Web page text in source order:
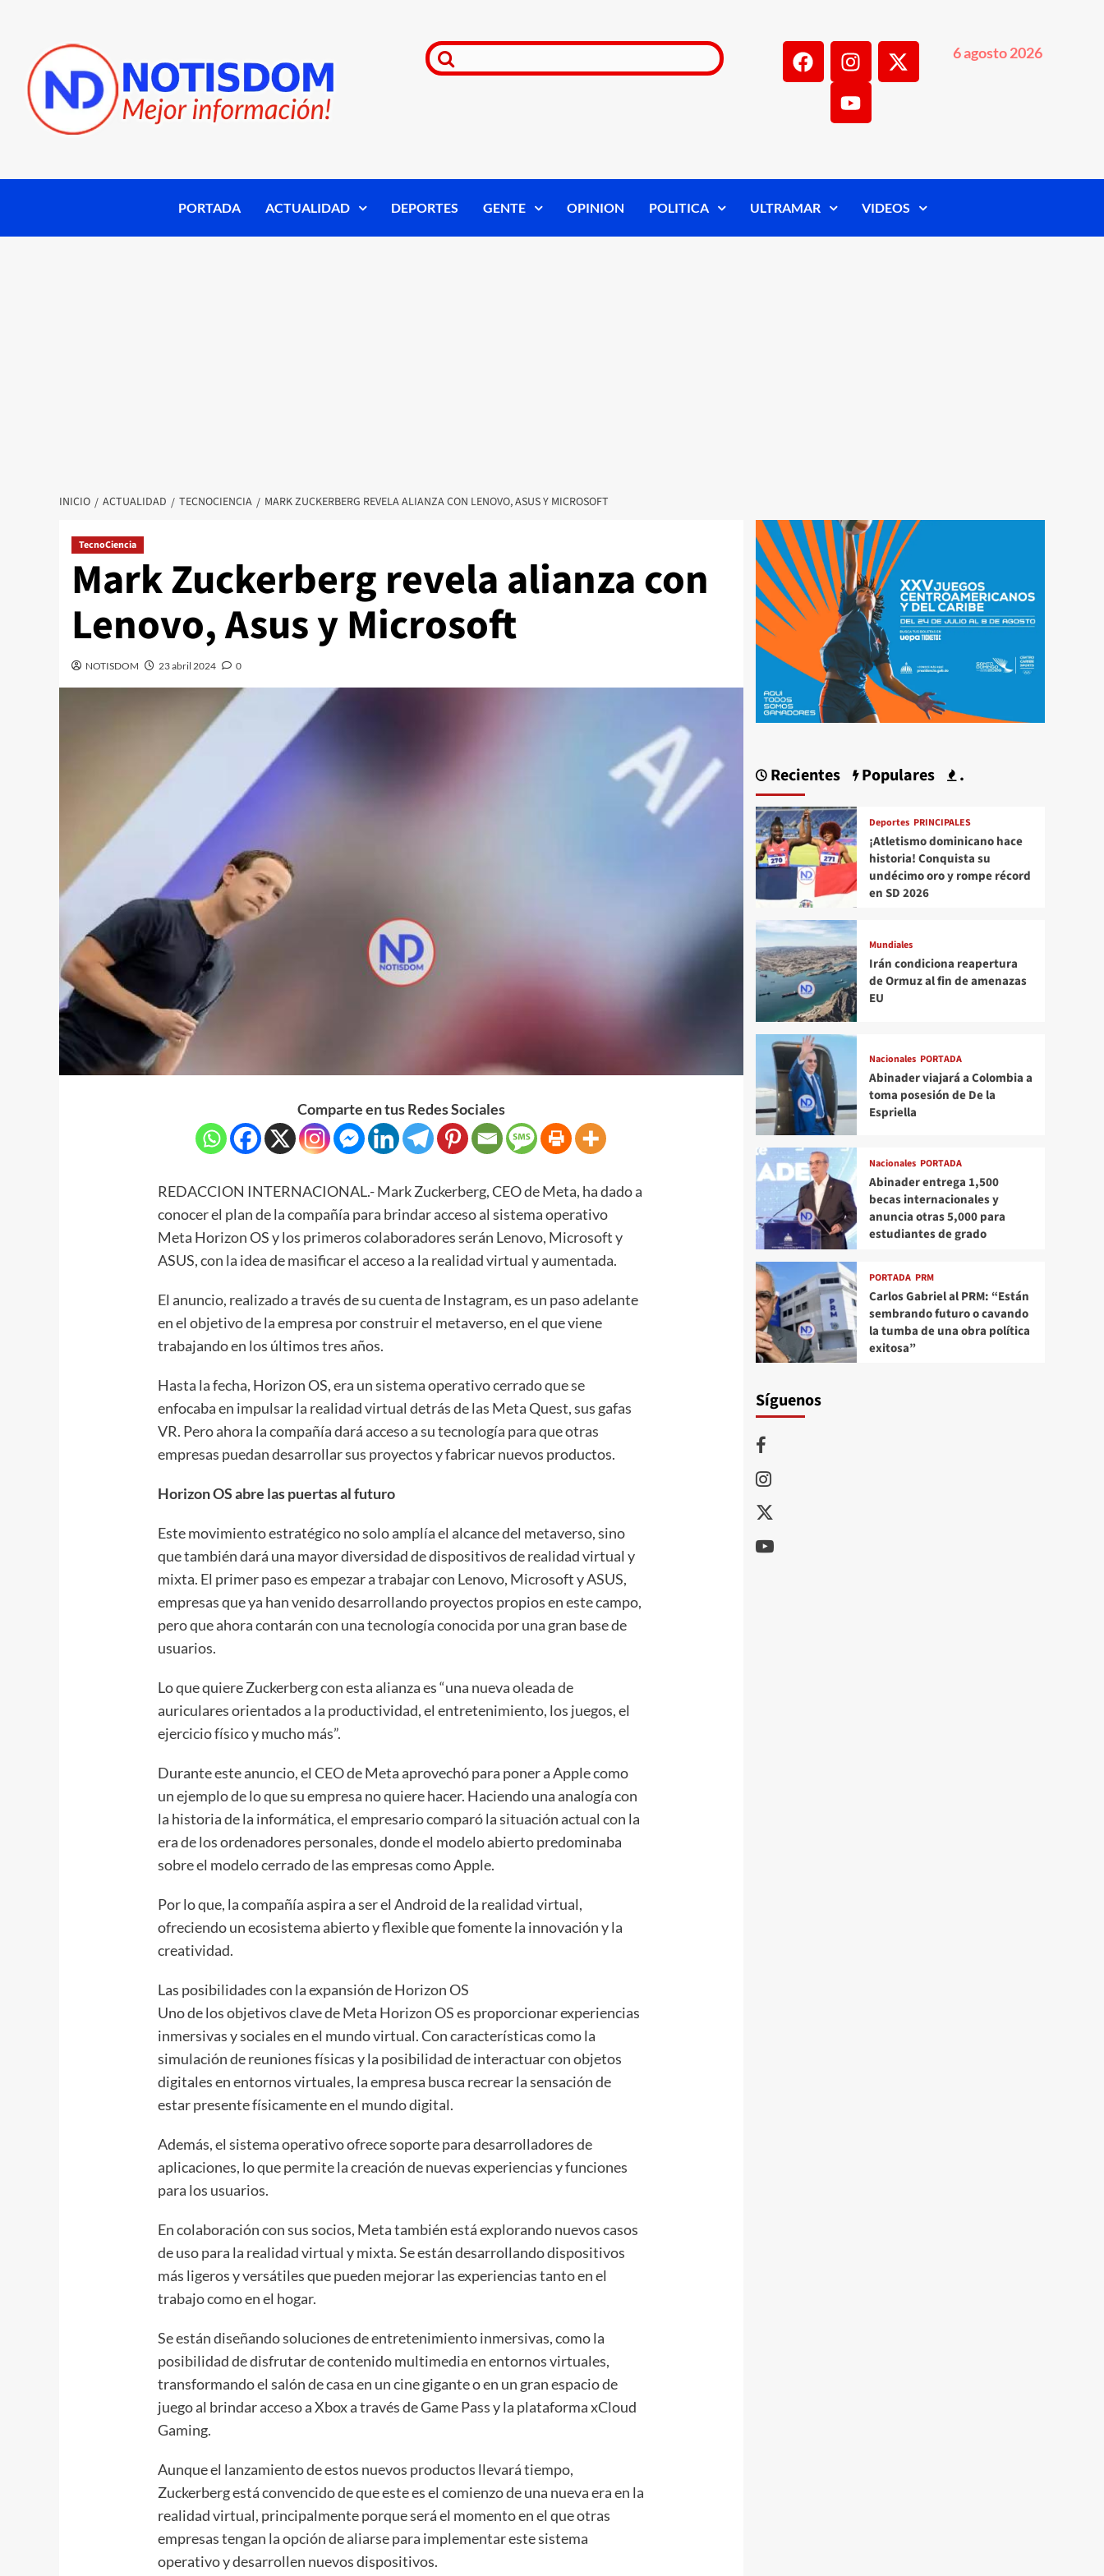
6 agosto 2026
PORTADA ACTUALIDAD DEPORTES GENTE OPINION POLITICA ULTRAMAR VIDEOS
INICIO ACTUALIDAD TECNOCIENCIA MARK ZUCKERBERG REVELA ALIANZA CON LENOVO, ASUS Y MICROSOFT
TecnoCiencia
Mark Zuckerberg revela alianza con
Lenovo, Asus y Microsoft
NOTISDOM 23 abril 2024 0
Comparte en tus Redes Sociales
REDACCION INTERNACIONAL.- Mark Zuckerberg, CEO de Meta, ha dado a
conocer el plan de la compañía para brindar acceso al sistema operativo
Meta Horizon OS y los primeros colaboradores serán Lenovo, Microsoft y
ASUS, con la idea de masificar el acceso a la realidad virtual y aumentada.
El anuncio, realizado a través de su cuenta de Instagram, es un paso adelante
en el objetivo de la empresa por construir el metaverso, en el que viene
trabajando en los últimos tres años.
Hasta la fecha, Horizon OS, era un sistema operativo cerrado que se
enfocaba en impulsar la realidad virtual detrás de las Meta Quest, sus gafas
VR. Pero ahora la compañía dará acceso a su tecnología para que otras
empresas puedan desarrollar sus proyectos y fabricar nuevos productos.
Horizon OS abre las puertas al futuro
Este movimiento estratégico no solo amplía el alcance del metaverso, sino
que también dará una mayor diversidad de dispositivos de realidad virtual y
mixta. El primer paso es empezar a trabajar con Lenovo, Microsoft y ASUS,
empresas que ya han venido desarrollando proyectos propios en este campo,
pero que ahora contarán con una tecnología conocida por una gran base de
usuarios.
Lo que quiere Zuckerberg con esta alianza es “una nueva oleada de
auriculares orientados a la productividad, el entretenimiento, los juegos, el
ejercicio físico y mucho más”.
Durante este anuncio, el CEO de Meta aprovechó para poner a Apple como
un ejemplo de lo que su empresa no quiere hacer. Haciendo una analogía con
la historia de la informática, el empresario comparó la situación actual con la
era de los ordenadores personales, donde el modelo abierto predominaba
sobre el modelo cerrado de las empresas como Apple.
Por lo que, la compañía aspira a ser el Android de la realidad virtual,
ofreciendo un ecosistema abierto y flexible que fomente la innovación y la
creatividad.
Las posibilidades con la expansión de Horizon OS
Uno de los objetivos clave de Meta Horizon OS es proporcionar experiencias
inmersivas y sociales en el mundo virtual. Con características como la
simulación de reuniones físicas y la posibilidad de interactuar con objetos
digitales en entornos virtuales, la empresa busca recrear la sensación de
estar presente físicamente en el mundo digital.
Además, el sistema operativo ofrece soporte para desarrolladores de
aplicaciones, lo que permite la creación de nuevas experiencias y funciones
para los usuarios.
En colaboración con sus socios, Meta también está explorando nuevos casos
de uso para la realidad virtual y mixta. Se están desarrollando dispositivos
más ligeros y versátiles que pueden mejorar las experiencias tanto en el
trabajo como en el hogar.
Se están diseñando soluciones de entretenimiento inmersivas, como la
posibilidad de disfrutar de contenido multimedia en entornos virtuales,
transformando el salón de casa en un cine gigante o en un gran espacio de
juego al brindar acceso a Xbox a través de Game Pass y la plataforma xCloud
Gaming.
Aunque el lanzamiento de estos nuevos productos llevará tiempo,
Zuckerberg está convencido de que este es el comienzo de una nueva era en la
realidad virtual, principalmente porque será el momento en el que otras
empresas tengan la opción de aliarse para implementar este sistema
operativo y desarrollen nuevos dispositivos.
Recientes Populares .
Deportes PRINCIPALES
¡Atletismo dominicano hace
historia! Conquista su
undécimo oro y rompe récord
en SD 2026
Mundiales
Irán condiciona reapertura
de Ormuz al fin de amenazas
EU
Nacionales PORTADA
Abinader viajará a Colombia a
toma posesión de De la
Espriella
Nacionales PORTADA
Abinader entrega 1,500
becas internacionales y
anuncia otras 5,000 para
estudiantes de grado
PORTADA PRM
Carlos Gabriel al PRM: “Están
sembrando futuro o cavando
la tumba de una obra política
exitosa”
Síguenos